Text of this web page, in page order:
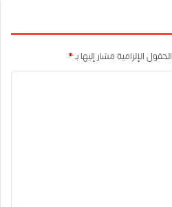
الحقول الإلزامية مشار إليها بـ*